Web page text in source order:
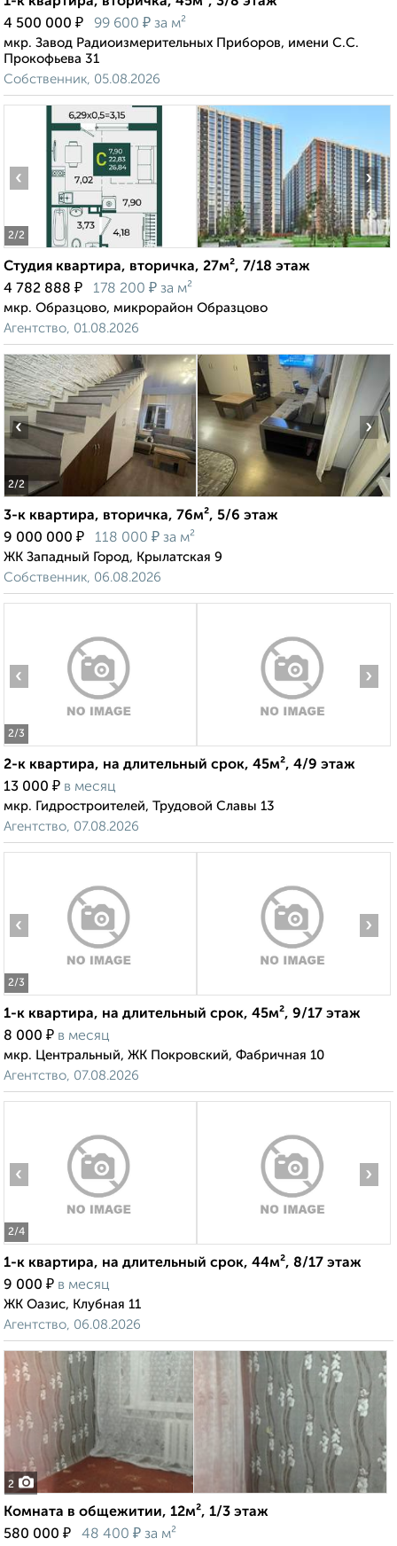
4 500 000 ₽ 99 600 ₽ за м²
мкр. Завод Радиоизмерительных Приборов, имени С.С.
Прокофьева 31
Собственник, 05.08.2026
2/2
‹ ›
Студия квартира, вторичка, 27м², 7/18 этаж
4 782 888 ₽ 178 200 ₽ за м²
мкр. Образцово, микрорайон Образцово
Агентство, 01.08.2026
2/2
‹ ›
3-к квартира, вторичка, 76м², 5/6 этаж
9 000 000 ₽ 118 000 ₽ за м²
ЖК Западный Город, Крылатская 9
Собственник, 06.08.2026
2/3
‹ ›
2-к квартира, на длительный срок, 45м², 4/9 этаж
13 000 ₽ в месяц
мкр. Гидростроителей, Трудовой Славы 13
Агентство, 07.08.2026
2/3
‹ ›
1-к квартира, на длительный срок, 45м², 9/17 этаж
8 000 ₽ в месяц
мкр. Центральный, ЖК Покровский, Фабричная 10
Агентство, 07.08.2026
2/4
‹ ›
1-к квартира, на длительный срок, 44м², 8/17 этаж
9 000 ₽ в месяц
ЖК Оазис, Клубная 11
Агентство, 06.08.2026
2
Комната в общежитии, 12м², 1/3 этаж
580 000 ₽ 48 400 ₽ за м²